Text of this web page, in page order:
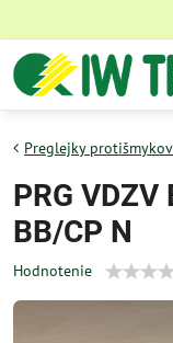
Preglejky
PRG
BB/CP N
Hodnotenie